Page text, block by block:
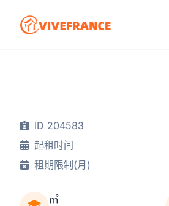
ID 204583
起租时间
租期限制(月)
㎡